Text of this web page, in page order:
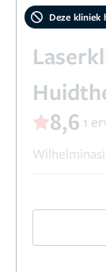
Deze kliniek
8,6 1